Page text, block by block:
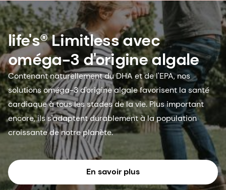
life's® Limitless avec
oméga-3 d'origine algale
Contenant naturellement du DHA et de l'EPA, nos
solutions oméga-3 d'origine algale favorisent la santé
cardiaque à tous les stades de la vie. Plus important
encore, ils s'adaptent durablement à la population
croissante de notre planète.
En savoir plus